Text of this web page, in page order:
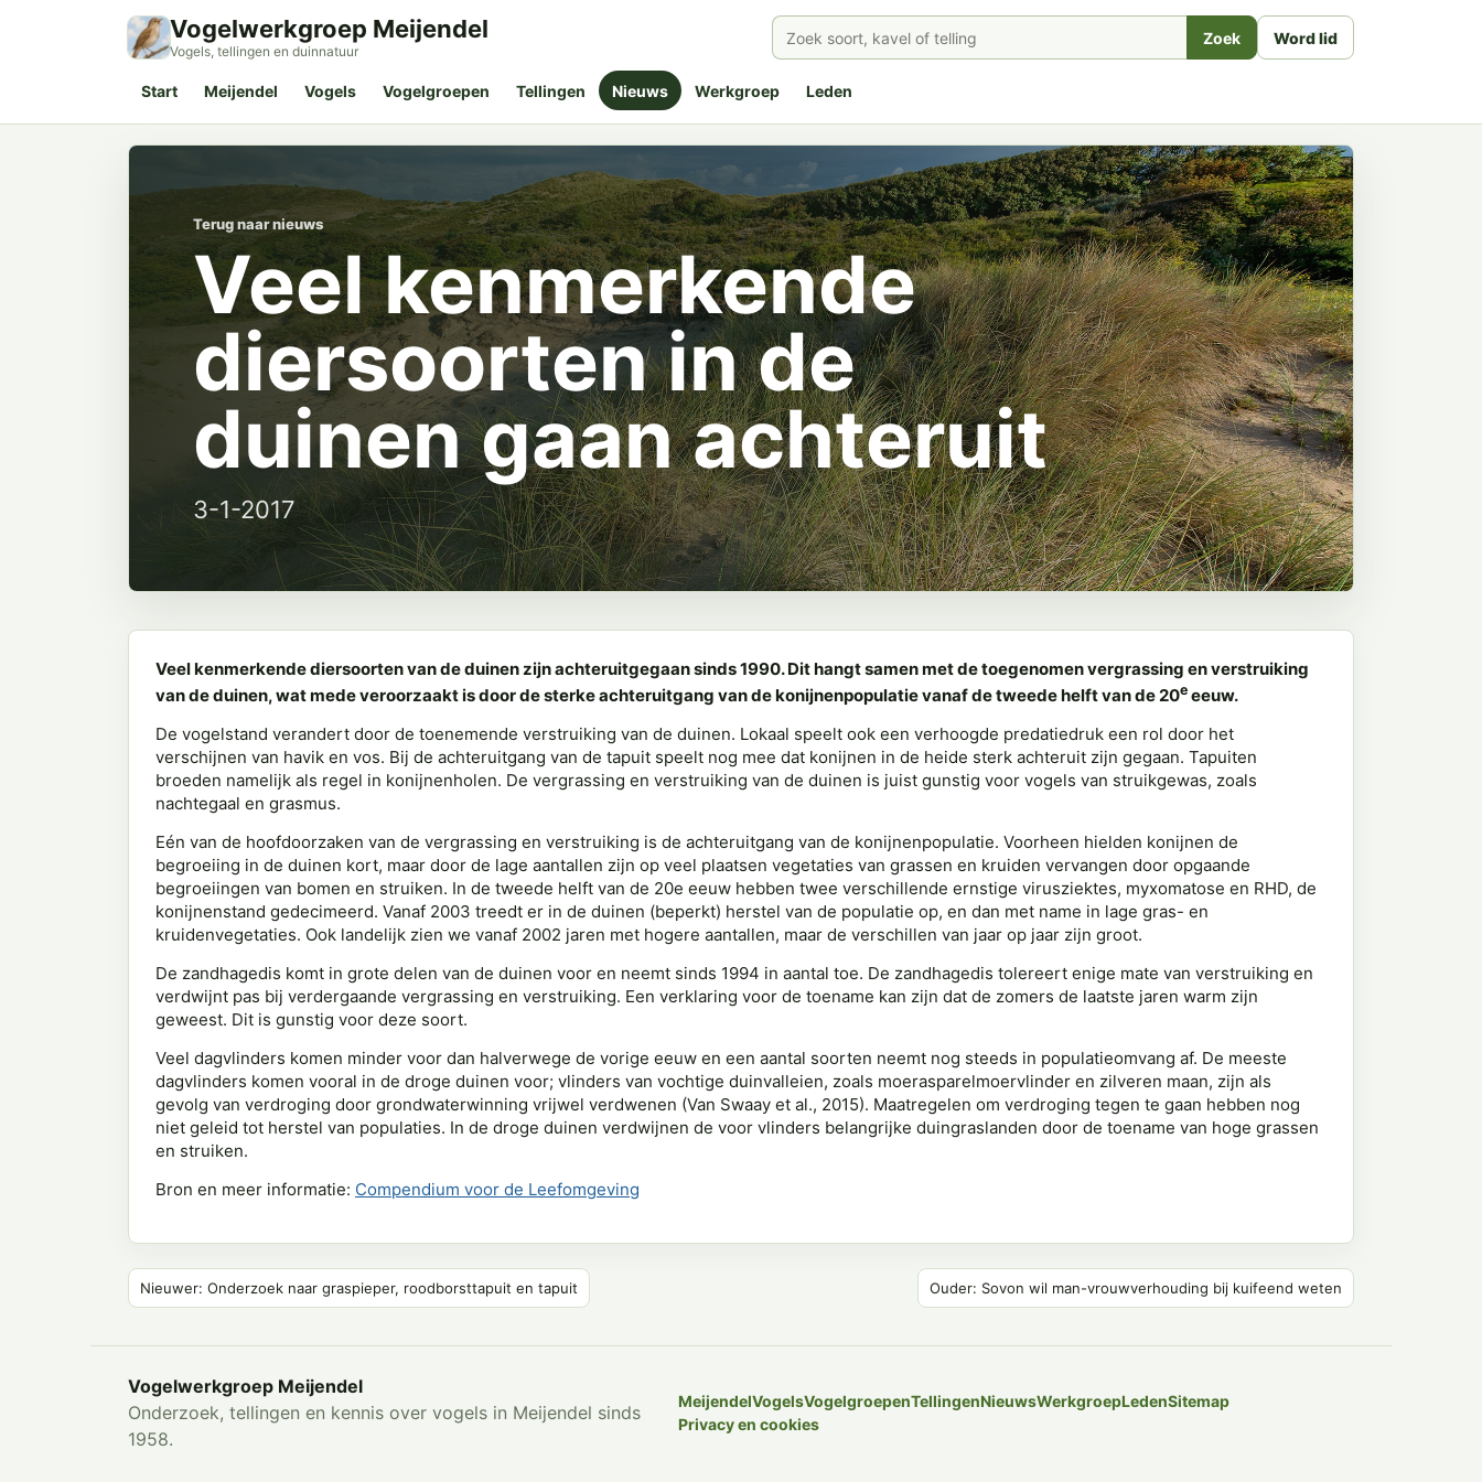
Vogelwerkgroep Meijendel
Vogels, tellingen en duinnatuur
Zoek Word lid
Start Meijendel Vogels Vogelgroepen Tellingen Nieuws Werkgroep Leden
Terug naar nieuws
Veel kenmerkende
diersoorten in de
duinen gaan achteruit
3-1-2017
Veel kenmerkende diersoorten van de duinen zijn achteruitgegaan sinds 1990. Dit hangt samen met de toegenomen vergrassing en verstruiking
van de duinen, wat mede veroorzaakt is door de sterke achteruitgang van de konijnenpopulatie vanaf de tweede helft van de 20e eeuw.
De vogelstand verandert door de toenemende verstruiking van de duinen. Lokaal speelt ook een verhoogde predatiedruk een rol door het
verschijnen van havik en vos. Bij de achteruitgang van de tapuit speelt nog mee dat konijnen in de heide sterk achteruit zijn gegaan. Tapuiten
broeden namelijk als regel in konijnenholen. De vergrassing en verstruiking van de duinen is juist gunstig voor vogels van struikgewas, zoals
nachtegaal en grasmus.
Eén van de hoofdoorzaken van de vergrassing en verstruiking is de achteruitgang van de konijnenpopulatie. Voorheen hielden konijnen de
begroeiing in de duinen kort, maar door de lage aantallen zijn op veel plaatsen vegetaties van grassen en kruiden vervangen door opgaande
begroeiingen van bomen en struiken. In de tweede helft van de 20e eeuw hebben twee verschillende ernstige virusziektes, myxomatose en RHD, de
konijnenstand gedecimeerd. Vanaf 2003 treedt er in de duinen (beperkt) herstel van de populatie op, en dan met name in lage gras- en
kruidenvegetaties. Ook landelijk zien we vanaf 2002 jaren met hogere aantallen, maar de verschillen van jaar op jaar zijn groot.
De zandhagedis komt in grote delen van de duinen voor en neemt sinds 1994 in aantal toe. De zandhagedis tolereert enige mate van verstruiking en
verdwijnt pas bij verdergaande vergrassing en verstruiking. Een verklaring voor de toename kan zijn dat de zomers de laatste jaren warm zijn
geweest. Dit is gunstig voor deze soort.
Veel dagvlinders komen minder voor dan halverwege de vorige eeuw en een aantal soorten neemt nog steeds in populatieomvang af. De meeste
dagvlinders komen vooral in de droge duinen voor; vlinders van vochtige duinvalleien, zoals moerasparelmoervlinder en zilveren maan, zijn als
gevolg van verdroging door grondwaterwinning vrijwel verdwenen (Van Swaay et al., 2015). Maatregelen om verdroging tegen te gaan hebben nog
niet geleid tot herstel van populaties. In de droge duinen verdwijnen de voor vlinders belangrijke duingraslanden door de toename van hoge grassen
en struiken.
Bron en meer informatie: Compendium voor de Leefomgeving
Nieuwer: Onderzoek naar graspieper, roodborsttapuit en tapuit Ouder: Sovon wil man-vrouwverhouding bij kuifeend weten
Vogelwerkgroep Meijendel
Onderzoek, tellingen en kennis over vogels in Meijendel sinds
1958.
MeijendelVogelsVogelgroepenTellingenNieuwsWerkgroepLedenSitemap
Privacy en cookies